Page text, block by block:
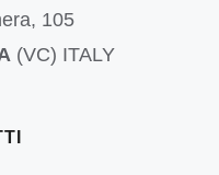
105
(VC) ITALY